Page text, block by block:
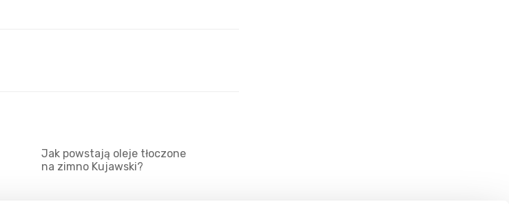
Jak powstają oleje tłoczone
na zimno Kujawski?